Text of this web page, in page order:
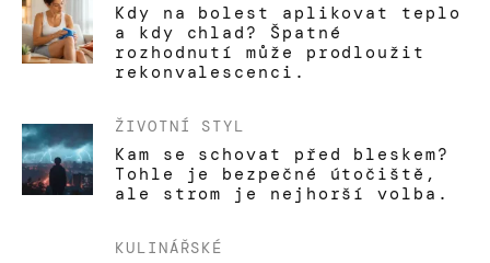
Kdy na bolest aplikovat teplo
a kdy chlad? Špatné
rozhodnutí může prodloužit
rekonvalescenci.
ŽIVOTNÍ STYL
Kam se schovat před bleskem?
Tohle je bezpečné útočiště,
ale strom je nejhorší volba.
KULINÁŘSKÉ